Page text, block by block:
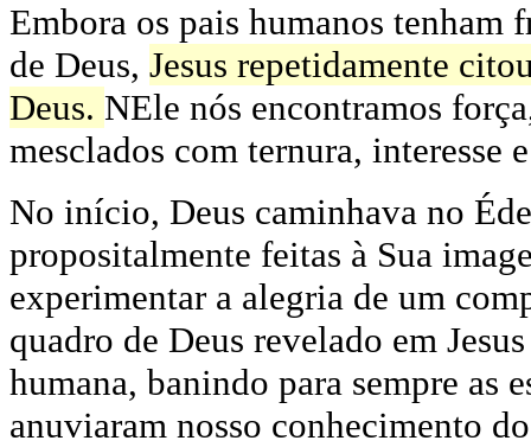
Embora os pais humanos tenham
de Deus, Jesus repetidamente
Deus. NEle nós encontramos
mesclados com ternura, interesse
No início, Deus caminhava no
propositalmente feitas à Sua
experimentar a alegria de um
quadro de Deus revelado em
humana, banindo para sempre as
anuviaram nosso conhecimento